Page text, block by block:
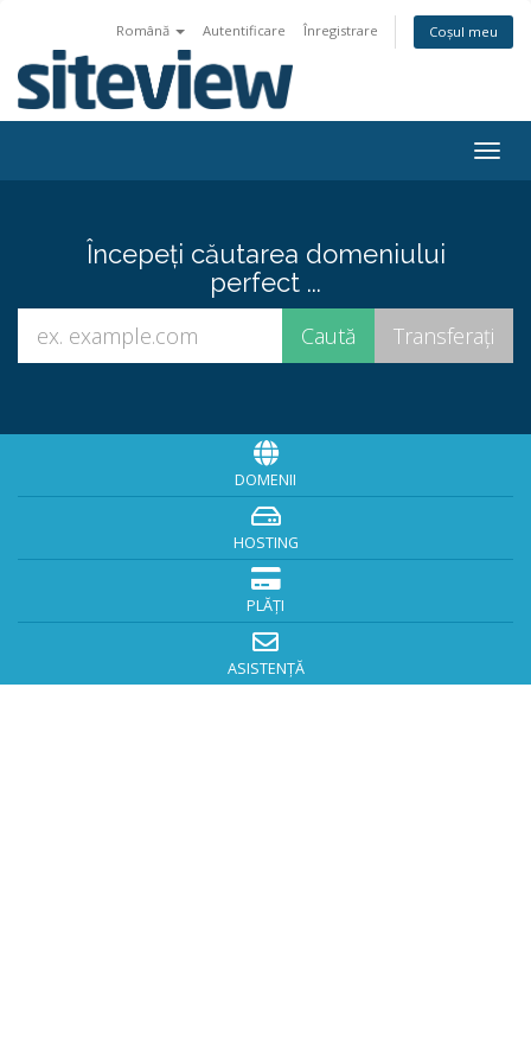
Română Autentificare Înregistrare Coșul meu
Începeți căutarea domeniului
perfect ...
DOMENII
HOSTING
PLĂȚI
ASISTENȚĂ